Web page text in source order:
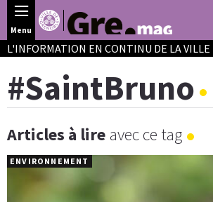
Panneau de gestion des cookies
Menu
L'INFORMATION EN CONTINU DE LA VILLE
#SaintBruno
Articles à lire avec ce tag
ENVIRONNEMENT